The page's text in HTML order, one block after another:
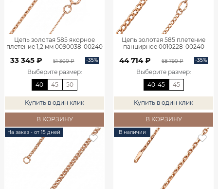
Цепь золотая 585 якорное
плетение 1,2 мм 0090038-00240
33 345 ₽ 51 300 ₽ -35%
Выберите размер:
40
45 50
Купить в один клик
В КОРЗИНУ
Цепь золотая 585 плетение
панцирное 0010228-00240
44 714 ₽ 68 790 ₽ -35%
Выберите размер:
40-45
45
Купить в один клик
В КОРЗИНУ
На заказ - от 15 дней В наличии